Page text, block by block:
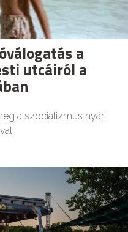
a
utcáiról a
a szocializmus nyári